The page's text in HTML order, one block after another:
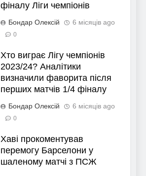
фіналу Ліги чемпіонів
Бондар Олексій 6 місяців ago
0
Хто виграє Лігу чемпіонів
2023/24? Аналітики
визначили фаворита після
перших матчів 1/4 фіналу
Бондар Олексій 6 місяців ago
0
Хаві прокоментував
перемогу Барселони у
шаленому матчі з ПСЖ